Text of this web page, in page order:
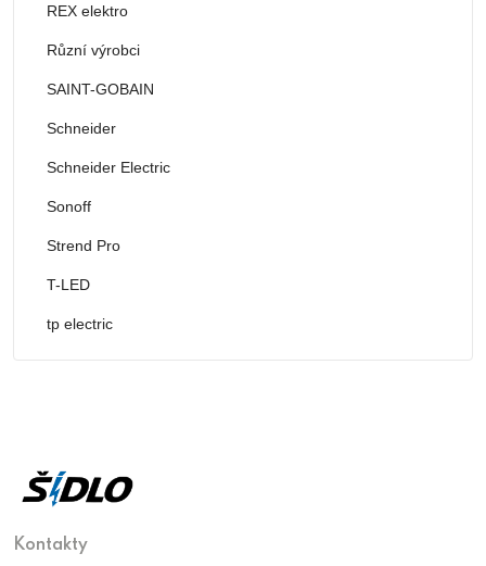
REX elektro
Různí výrobci
SAINT-GOBAIN
Schneider
Schneider Electric
Sonoff
Strend Pro
T-LED
tp electric
Kontakty